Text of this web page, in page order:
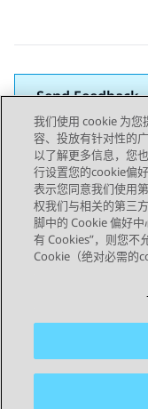
Send Feedback
Topic
上一主题
STAY
我们使用 cookie 为您
容、投放有针对性的
以了解更多信息，您
行设置您的cookie偏
表示您同意我们使用
权我们与相关的第三
脚中的 Cookie 偏好
有 Cookies”，则您不
Cookie（绝对必需的